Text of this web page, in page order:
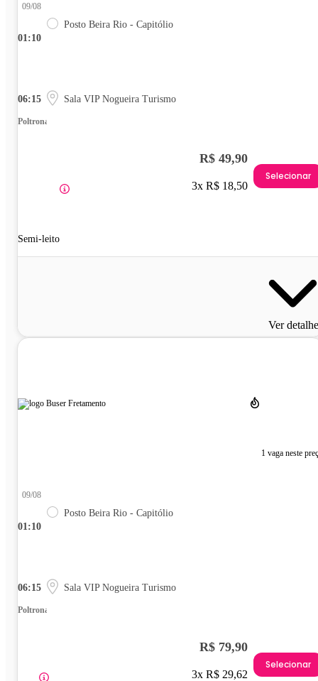
01:10
09/08
Posto Beira Rio - Capitólio
06:15 Sala VIP Nogueira Turismo
Poltrona
Semi-leito
R$ 49,90
3x R$ 18,50
Selecionar
Ver
1 vaga neste
01:10
09/08
Posto Beira Rio - Capitólio
06:15 Sala VIP Nogueira Turismo
Poltrona
R$ 79,90
3x R$ 29,62
Selecionar